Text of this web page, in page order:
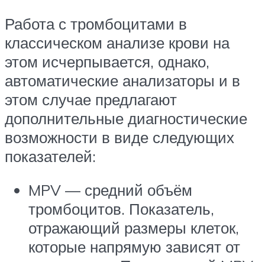
Работа с тромбоцитами в
классическом анализе крови на
этом исчерпывается, однако,
автоматические анализаторы и в
этом случае предлагают
дополнительные диагностические
возможности в виде следующих
показателей:
MPV — средний объём
тромбоцитов. Показатель,
отражающий размеры клеток,
которые напрямую зависят от